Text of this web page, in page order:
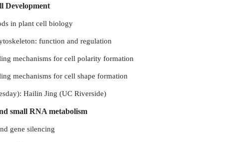
Development
in plant cell biology
function and regulation
mechanisms for cell polarity formation
mechanisms for cell shape formation
Hailin Jing (UC Riverside)
small RNA metabolism
gene silencing